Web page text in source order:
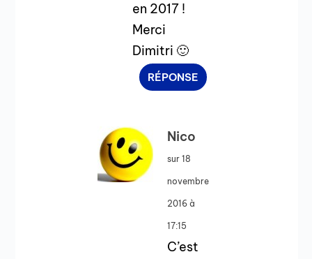
en 2017 !
Merci
Dimitri 🙂
RÉPONSE
Nico
sur 18
novembre
2016 à
17:15
C’est